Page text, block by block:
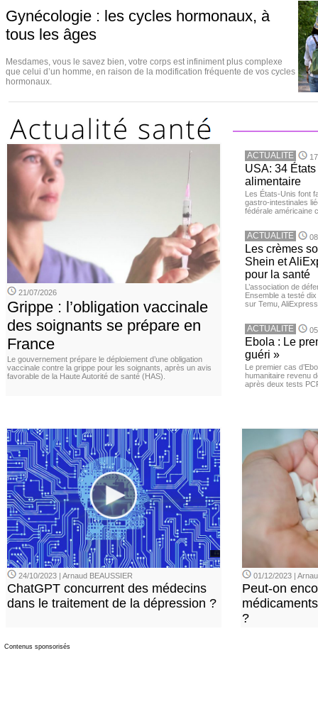
Gynécologie : les cycles hormonaux, à
tous les âges
Mesdames, vous le savez bien, votre corps est infiniment plus complexe
que celui d’un homme, en raison de la modification fréquente de vos cycles
hormonaux.
21/07/2026
Grippe : l’obligation vaccinale
des soignants se prépare en
France
Le gouvernement prépare le déploiement d’une obligation
vaccinale contre la grippe pour les soignants, après un avis
favorable de la Haute Autorité de santé (HAS).
ACTUALITE
USA: 34
alimentaire
Les États-Unis font
gastro-intestinales
fédérale américaine
ACTUALITE
Les crèmes
Shein et
pour la santé
L’association de
Ensemble a testé
sur Temu,
ACTUALITE
Ebola : Le
guéri »
Le premier cas
humanitaire revenu
après deux tests
24/10/2023 | Arnaud BEAUSSIER
ChatGPT concurrent des médecins
dans le traitement de la dépression ?
01/12/2023 |
Peut-on
?
Contenus sponsorisés